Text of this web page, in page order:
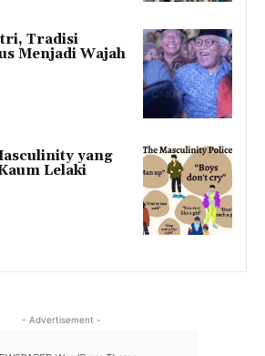
Tradisi
Menjadi Wajah
yang
Lelaki
- Advertisement -